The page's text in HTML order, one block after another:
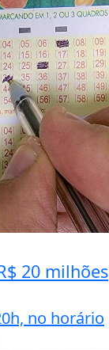
20 milhões
no horário